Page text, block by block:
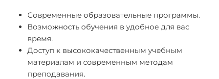
Современные образовательные программы.
Возможность обучения в удобное для вас
время.
Доступ к высококачественным учебным
материалам и современным методам
преподавания.